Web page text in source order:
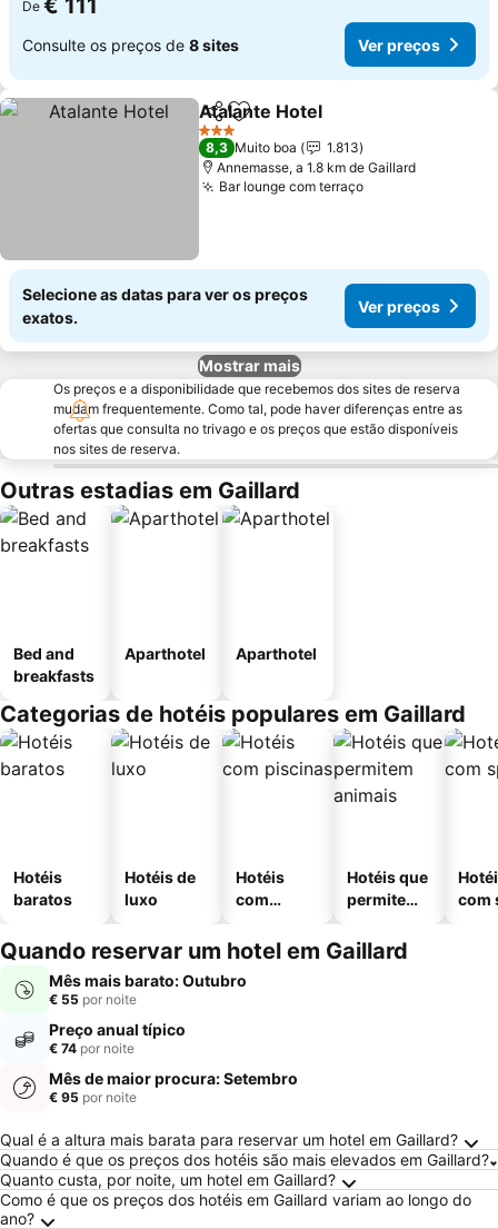
De € 111
Consulte os preços de 8 sites Ver preços
PartilharAdicionar aos favoritos
Atalante Hotel
3 Estrelas
8,3 Muito boa
1.813
Annemasse, a 1.8 km de Gaillard
Bar lounge com terraçoVer preços
Selecione as datas para ver os preços
exatos.
Ver preços
Mostrar mais
Os preços e a disponibilidade que recebemos dos sites de reserva
mudam frequentemente. Como tal, pode haver diferenças entre as
ofertas que consulta no trivago e os preços que estão disponíveis
nos sites de reserva.
Outras estadias em Gaillard
Bed and
breakfasts
Aparthotel Aparthotel
Categorias de hotéis populares em Gaillard
Hotéis
baratos
Hotéis de
luxo
Hotéis
com
Hotéis que
permitem
com
Quando reservar um hotel em Gaillard
Mês mais barato: Outubro
€ 55 por noite
Preço anual típico
€ 74 por noite
Mês de maior procura: Setembro
€ 95 por noite
Perguntas Frequentes sobre Gaillard
Qual é a altura mais barata para reservar um hotel em Gaillard?
Quando é que os preços dos hotéis são mais elevados em Gaillard?
Quanto custa, por noite, um hotel em Gaillard?
Como é que os preços dos hotéis em Gaillard variam ao longo do
ano?